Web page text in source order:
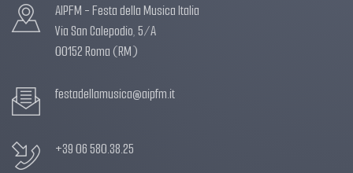
AIPFM - Festa della Musica Italia
Via San Calepodio, 5/A
00152 Roma (RM)
festadellamusica@aipfm.it
+39 06 580.38.25